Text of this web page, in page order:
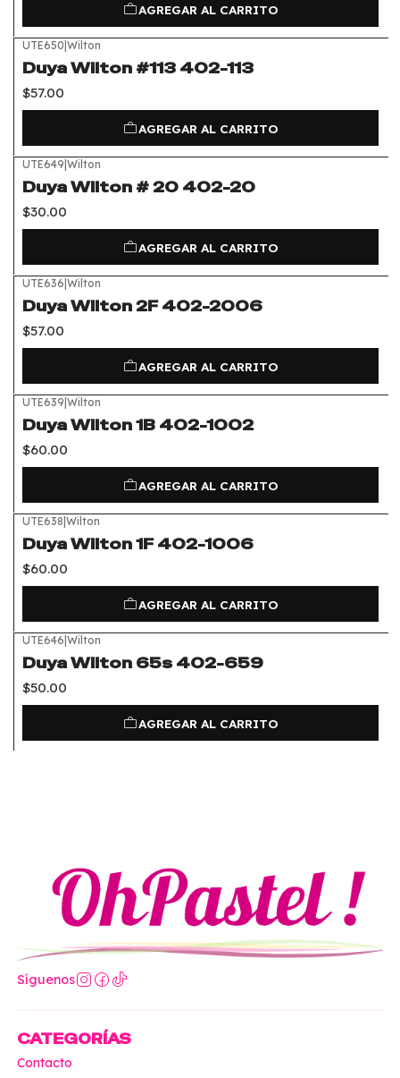
AGREGAR AL CARRITO
UTE650|Wilton
Duya Wilton #113 402-113
$57.00
AGREGAR AL CARRITO
UTE649|Wilton
Duya Wilton # 20 402-20
$30.00
AGREGAR AL CARRITO
UTE636|Wilton
Duya Wilton 2F 402-2006
$57.00
AGREGAR AL CARRITO
UTE639|Wilton
Duya Wilton 1B 402-1002
$60.00
AGREGAR AL CARRITO
UTE638|Wilton
Duya Wilton 1F 402-1006
$60.00
AGREGAR AL CARRITO
UTE646|Wilton
Duya Wilton 65s 402-659
$50.00
AGREGAR AL CARRITO
Síguenos
CATEGORÍAS
Contacto